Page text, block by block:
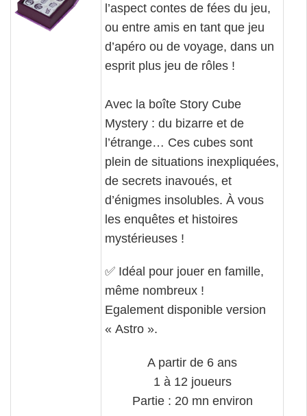
l’aspect contes de fées du jeu,
ou entre amis en tant que jeu
d’apéro ou de voyage, dans un
esprit plus jeu de rôles !
Avec la boîte Story Cube
Mystery : du bizarre et de
l’étrange… Ces cubes sont
plein de situations inexpliquées,
de secrets inavoués, et
d’énigmes insolubles. À vous
les enquêtes et histoires
mystérieuses !
✅ Idéal pour jouer en famille,
même nombreux !
Egalement disponible version
« Astro ».
A partir de 6 ans
1 à 12 joueurs
Partie : 20 mn environ